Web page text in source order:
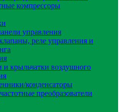
компрессоры
управления
реле управления и
и крыльчатки воздушного
конденсаторы
преобразователи